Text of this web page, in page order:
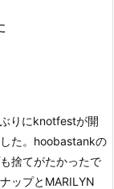
りにknotfestが開
た。 hoobastankの
捨てがたかったで
ップとMARILYN